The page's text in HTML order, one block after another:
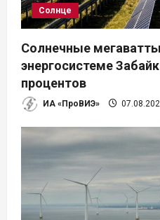
Солнце
Солнечные
энергосистеме
процентов
ИА «ПроВИЭ»